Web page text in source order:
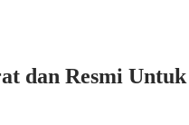
dan Resmi